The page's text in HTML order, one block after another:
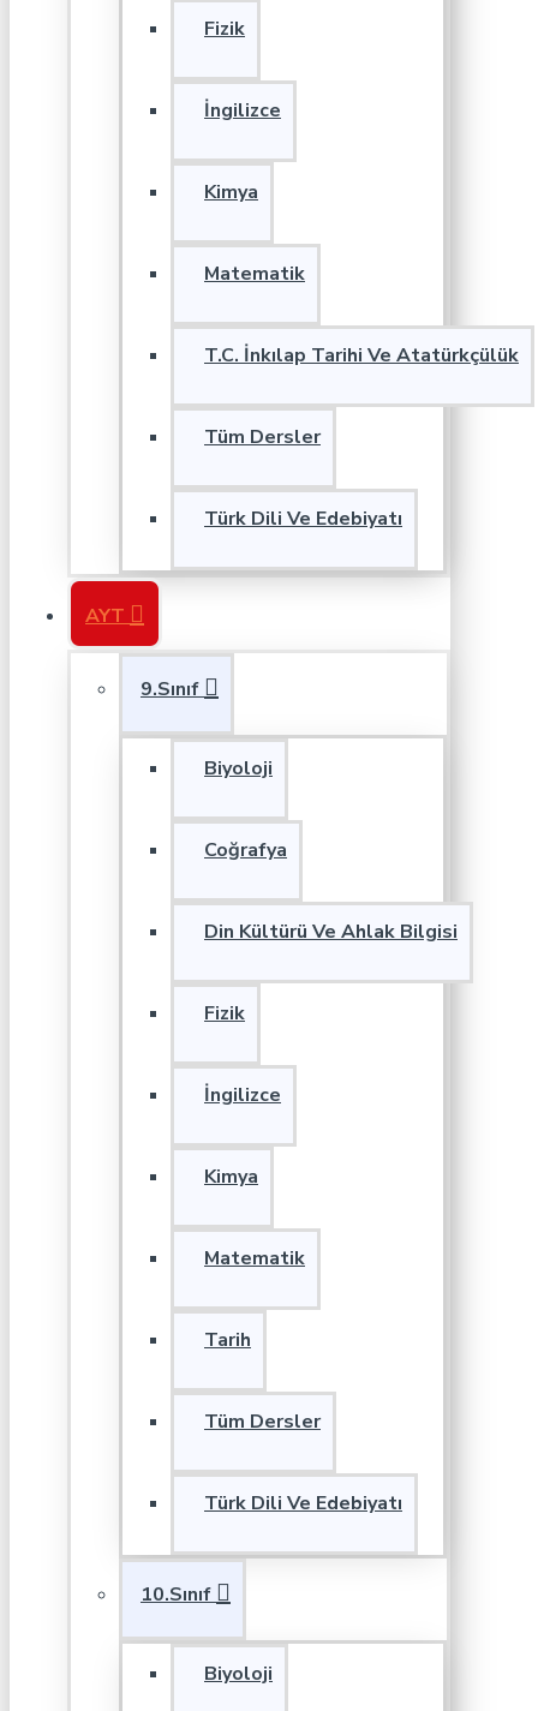
Fizik
İngilizce
Kimya
Matematik
T.C. İnkılap Tarihi Ve Atatürkçülük
Tüm Dersler
Türk Dili Ve Edebiyatı
AYT
9.Sınıf
Biyoloji
Coğrafya
Din Kültürü Ve Ahlak Bilgisi
Fizik
İngilizce
Kimya
Matematik
Tarih
Tüm Dersler
Türk Dili Ve Edebiyatı
10.Sınıf
Biyoloji